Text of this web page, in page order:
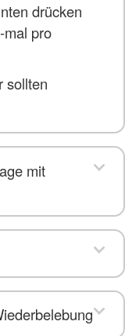
drücken
mal pro
sollten
mit